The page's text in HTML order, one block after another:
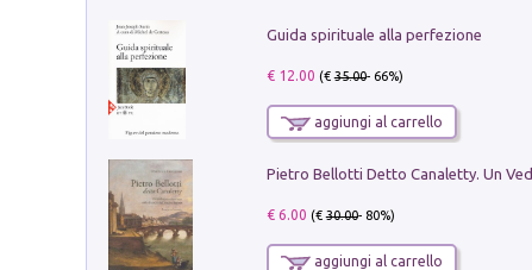
Guida spirituale alla perfezione
€ 12.00 (€35.00- 66%)
aggiungi al carrello
€ 6.00 (€30.00- 80%)
aggiungi al carrello